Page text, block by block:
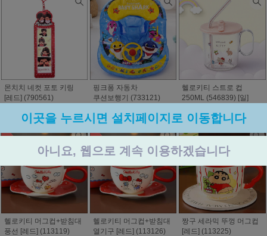
몬치치 네컷 포토 키링
[레드] (790561)
회원공개
핑크퐁 자동차
쿠션보행기 (733121)
회원공개
헬로키티 스트로 컵
250ML (546839) [일]
회원공개
헬로키티 머그컵+받침대
풍선 [레드] (113119)
헬로키티 머그컵+받침대
열기구 [레드] (113126)
짱구 세라믹 뚜껑 머그컵
[레드] (113225)
이곳을 누르시면 설치페이지로 이동합니다
아니요, 웹으로 계속 이용하겠습니다